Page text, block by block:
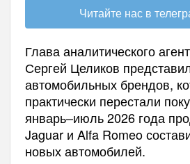
Читайте нас в
Глава аналитического
Сергей Целиков
автомобильных брендов,
практически перестали
январь–июль 2026 года
Jaguar и Alfa Romeo
новых автомобилей.